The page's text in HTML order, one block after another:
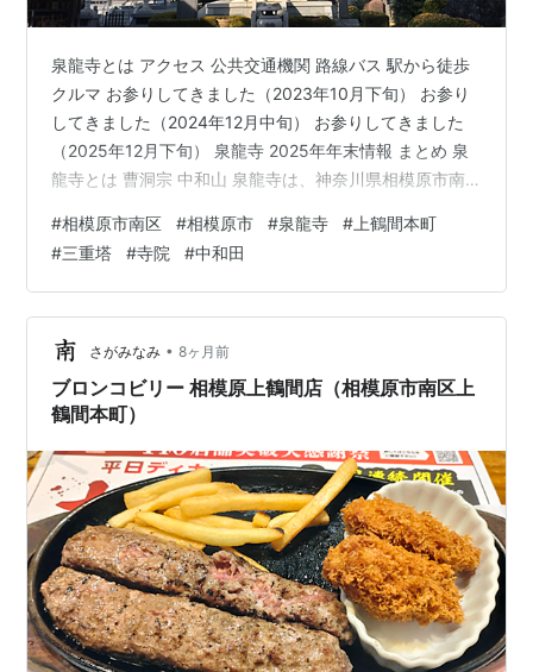
泉龍寺とは アクセス 公共交通機関 路線バス 駅から徒歩
クルマ お参りしてきました（2023年10月下旬） お参り
してきました（2024年12月中旬） お参りしてきました
（2025年12月下旬） 泉龍寺 2025年年末情報 まとめ 泉
龍寺とは 曹洞宗 中和山 泉龍寺は、神奈川県相模原市南
ころにある寺院です。 相模原仏教会さまの公式WEBサイ
トに縁起が載っていました。 全文についてはリンク先を
ご覧になっていただきたいと思いますが、 「中和田泉龍
寺の開創は遠く四百有余年前、享禄年間」とのことで
す。享禄年間とは西暦に直すと1528年から1532年で…
#相模原市南区 #相模原市 #泉龍寺 #上鶴間本町
#三重塔 #寺院 #中和田
さがみなみ • 8ヶ月前
ブロンコビリー 相模原上鶴間店（相模原市南区上
鶴間本町）